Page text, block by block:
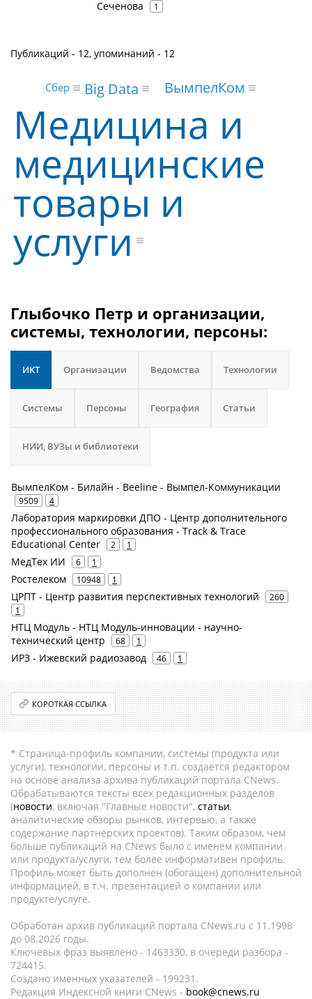
Сеченова
1
Публикаций - 12, упоминаний - 12
Медицина и
медицинские
товары и
услуги
ВымпелКом
Big Data
Сбер
Глыбочко Петр и организации,
системы, технологии, персоны:
ИКТ Организации Ведомства Технологии
Системы Персоны География Статьи
НИИ, ВУЗы и библиотеки
ВымпелКом - Билайн - Beeline - Вымпел-Коммуникации
9509 4
Лаборатория маркировки ДПО - Центр дополнительного
профессионального образования - Track & Trace
Educational Center
2 1
МедТех ИИ 6 1
Ростелеком 10948 1
ЦРПТ - Центр развития перспективных технологий
260
1
НТЦ Модуль - НТЦ Модуль-инновации - научно-
технический центр
68 1
ИРЗ - Ижевский радиозавод 46 1
КОРОТКАЯ ССЫЛКА
* Страница-профиль компании, системы (продукта или
услуги), технологии, персоны и т.п. создается редактором
на основе анализа архива публикаций портала CNews.
Обрабатываются тексты всех редакционных разделов
(новости, включая "Главные новости", статьи,
аналитические обзоры рынков, интервью, а также
содержание партнёрских проектов). Таким образом, чем
больше публикаций на CNews было с именем компании
или продукта/услуги, тем более информативен профиль.
Профиль может быть дополнен (обогащен) дополнительной
информацией, в т.ч. презентацией о компании или
продукте/услуге.
Обработан архив публикаций портала CNews.ru c 11.1998
до 08.2026 годы.
Ключевых фраз выявлено - 1463330, в очереди разбора -
724415.
Создано именных указателей - 199231.
Редакция Индексной книги CNews - book@cnews.ru